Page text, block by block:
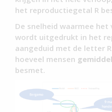
het reproductiegetal R
De snelheid waarmee
wordt uitgedrukt in het
aangeduid met de letter
hoeveel mensen
besmet.